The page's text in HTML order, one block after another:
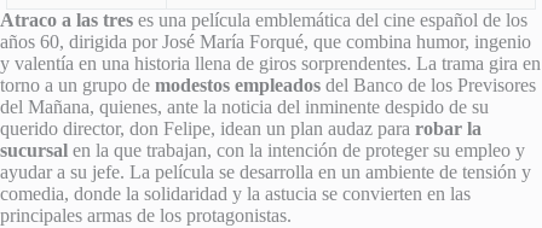
Atraco a las tres es una película emblemática del cine español de los
años 60, dirigida por José María Forqué, que combina humor, ingenio
y valentía en una historia llena de giros sorprendentes. La trama gira en
torno a un grupo de modestos empleados del Banco de los Previsores
del Mañana, quienes, ante la noticia del inminente despido de su
querido director, don Felipe, idean un plan audaz para robar la
sucursal en la que trabajan, con la intención de proteger su empleo y
ayudar a su jefe. La película se desarrolla en un ambiente de tensión y
comedia, donde la solidaridad y la astucia se convierten en las
principales armas de los protagonistas.